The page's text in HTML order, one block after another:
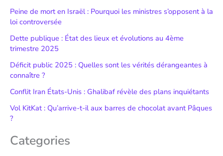
Peine de mort en Israël : Pourquoi les ministres s’opposent à la
loi controversée
Dette publique : État des lieux et évolutions au 4ème
trimestre 2025
Déficit public 2025 : Quelles sont les vérités dérangeantes à
connaître ?
Conflit Iran États-Unis : Ghalibaf révèle des plans inquiétants
Vol KitKat : Qu’arrive-t-il aux barres de chocolat avant Pâques
?
Categories